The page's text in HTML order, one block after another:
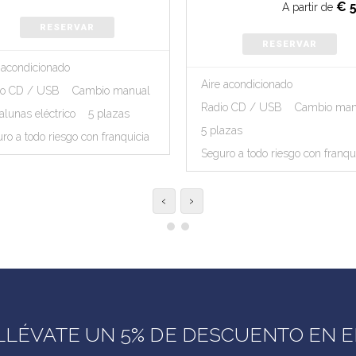
RESERVAR
CD / USB
Cambio manual
eléctrico
5 plazas
a todo riesgo con franquicia
A partir de €
RESERVAR
Aire acondicionado
Radio CD / USB
Cambio
5 plazas
Seguro a todo riesgo con
‹ ›
UN 5% DE DESCUENTO EN